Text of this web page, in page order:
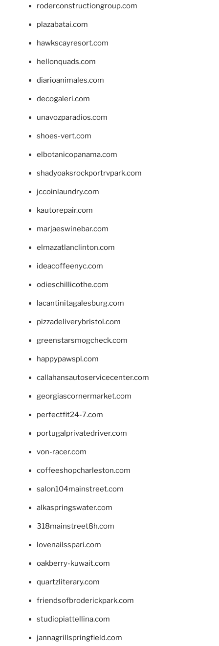
roderconstructiongroup.com
plazabatai.com
hawkscayresort.com
hellonquads.com
diarioanimales.com
decogaleri.com
unavozparadios.com
shoes-vert.com
elbotanicopanama.com
shadyoaksrockportrvpark.com
jccoinlaundry.com
kautorepair.com
marjaeswinebar.com
elmazatlanclinton.com
ideacoffeenyc.com
odieschillicothe.com
lacantinitagalesburg.com
pizzadeliverybristol.com
greenstarsmogcheck.com
happypawspl.com
callahansautoservicecenter.com
georgiascornermarket.com
perfectfit24-7.com
portugalprivatedriver.com
von-racer.com
coffeeshopcharleston.com
salon104mainstreet.com
alkaspringswater.com
318mainstreet8h.com
lovenailsspari.com
oakberry-kuwait.com
quartzliterary.com
friendsofbroderickpark.com
studiopiattellina.com
jannagrillspringfield.com